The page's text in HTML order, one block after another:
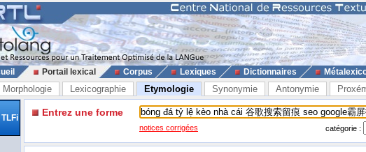
Portail lexical Corpus Lexiques Dictionnaires
Morphologie Lexicographie Etymologie Synonymie Antonymie
TLFi Entrez une forme
notices corrigées catégorie :